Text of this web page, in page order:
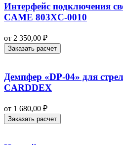
Интерфейс подключения
CAME 803XC-0010
от 2 350,00 ₽
Заказать расчет
Демпфер «DP-04» для
CARDDEX
от 1 680,00 ₽
Заказать расчет